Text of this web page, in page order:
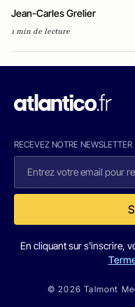
Jean-Carles Grelier
1 min de lecture
RECEVEZ NOTRE NEWSLETTER
En cliquant sur s'inscrire,
© 2026 Talmont